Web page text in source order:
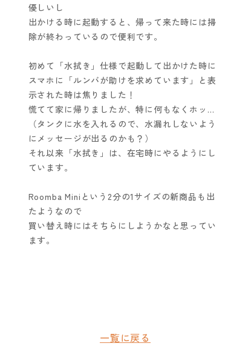
優しいし
出かける時に起動すると、帰って来た時には掃
除が終わっているので便利です。
初めて「水拭き」仕様で起動して出かけた時に
スマホに「ルンバが助けを求めています」と表
示された時は焦りました！
慌てて家に帰りましたが、特に何もなくホッ…
（タンクに水を入れるので、水漏れしないよう
にメッセージが出るのかも？）
それ以来「水拭き」は、在宅時にやるようにし
ています。
Roomba Miniという2分の1サイズの新商品も出
たようなので
買い替え時にはそちらにしようかなと思ってい
ます。
一覧に戻る